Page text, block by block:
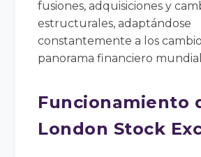
fusiones, adquisiciones y
estructurales, adaptándose
constantemente a los
panorama financiero
Funcionamiento
London Stock